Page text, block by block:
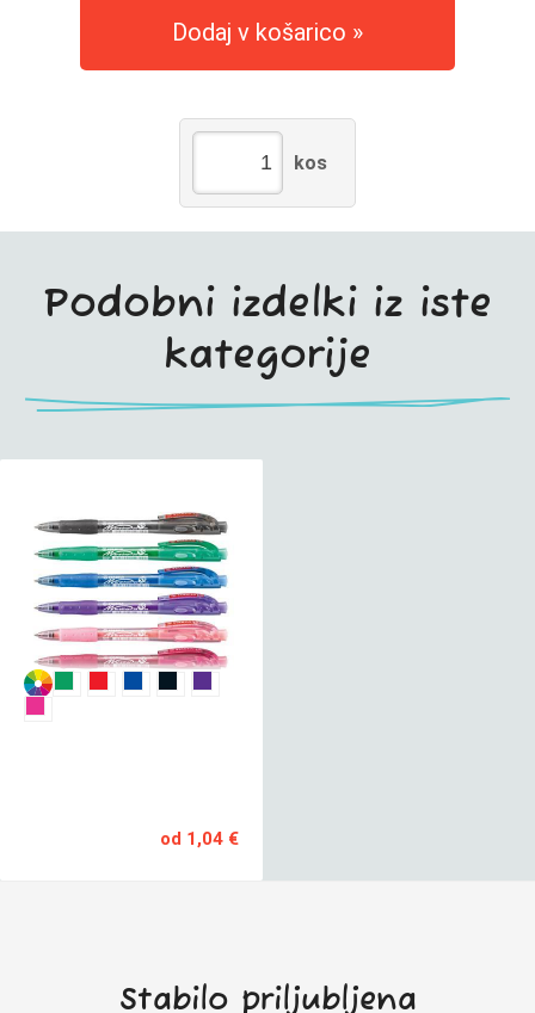
Dodaj v košarico
kos
Podobni izdelki iz iste
kategorije
STABILO
od 1,04 €
Stabilo priljubljena